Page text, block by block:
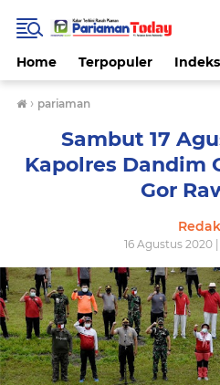
Home Terpopuler Indeks
› pariaman
Sambut 17
Kapolres Dandim
Gor
16 Agustus 2020